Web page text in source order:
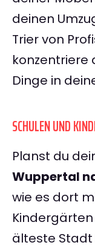
deinen
Trier von
konzentriere
Dinge in
SCHULEN UND
Planst du
Wuppertal
wie es dort
Kindergärten
älteste